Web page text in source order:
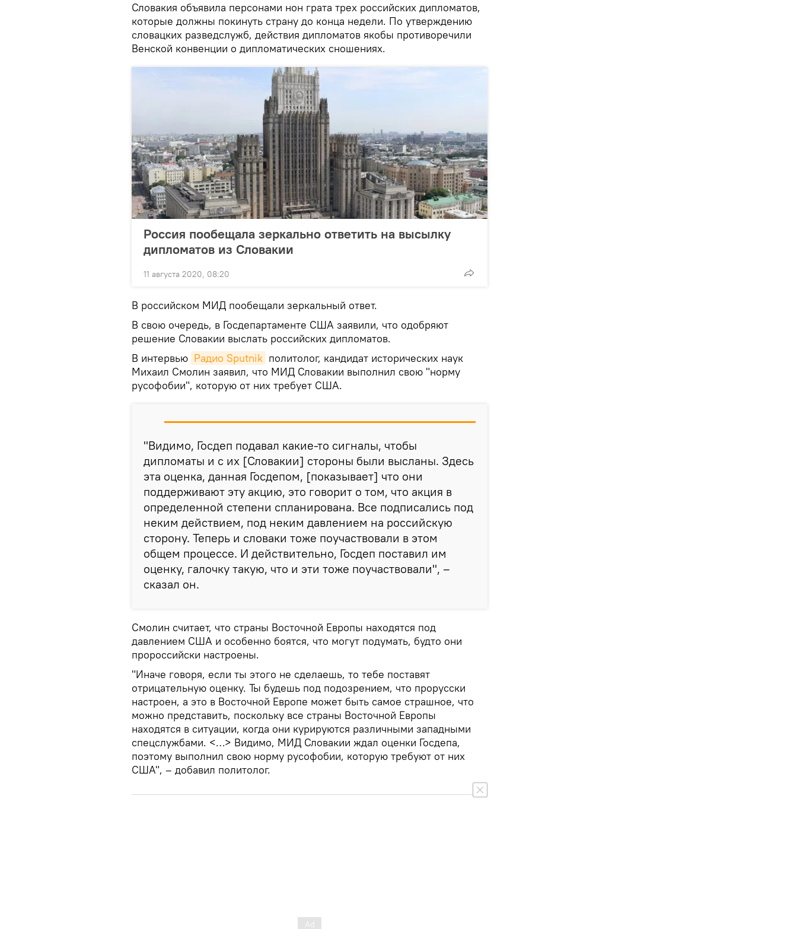
Словакия объявила персонами нон грата трех российских дипломатов,
которые должны покинуть страну до конца недели. По утверждению
словацких разведслужб, действия дипломатов якобы противоречили
Венской конвенции о дипломатических сношениях.
Россия пообещала зеркально ответить на высылку
дипломатов из Словакии
11 августа 2020, 08:20
В российском МИД пообещали зеркальный ответ.
В свою очередь, в Госдепартаменте США заявили, что одобряют
решение Словакии выслать российских дипломатов.
В интервью Радио Sputnik политолог, кандидат исторических наук
Михаил Смолин заявил, что МИД Словакии выполнил свою "норму
русофобии", которую от них требует США.
"Видимо, Госдеп подавал какие-то сигналы, чтобы
дипломаты и с их [Словакии] стороны были высланы. Здесь
эта оценка, данная Госдепом, [показывает] что они
поддерживают эту акцию, это говорит о том, что акция в
определенной степени спланирована. Все подписались под
неким действием, под неким давлением на российскую
сторону. Теперь и словаки тоже поучаствовали в этом
общем процессе. И действительно, Госдеп поставил им
оценку, галочку такую, что и эти тоже поучаствовали", –
сказал он.
Смолин считает, что страны Восточной Европы находятся под
давлением США и особенно боятся, что могут подумать, будто они
пророссийски настроены.
"Иначе говоря, если ты этого не сделаешь, то тебе поставят
отрицательную оценку. Ты будешь под подозрением, что прорусски
настроен, а это в Восточной Европе может быть самое страшное, что
можно представить, поскольку все страны Восточной Европы
находятся в ситуации, когда они курируются различными западными
спецслужбами. <…> Видимо, МИД Словакии ждал оценки Госдепа,
поэтому выполнил свою норму русофобии, которую требуют от них
США", – добавил политолог.